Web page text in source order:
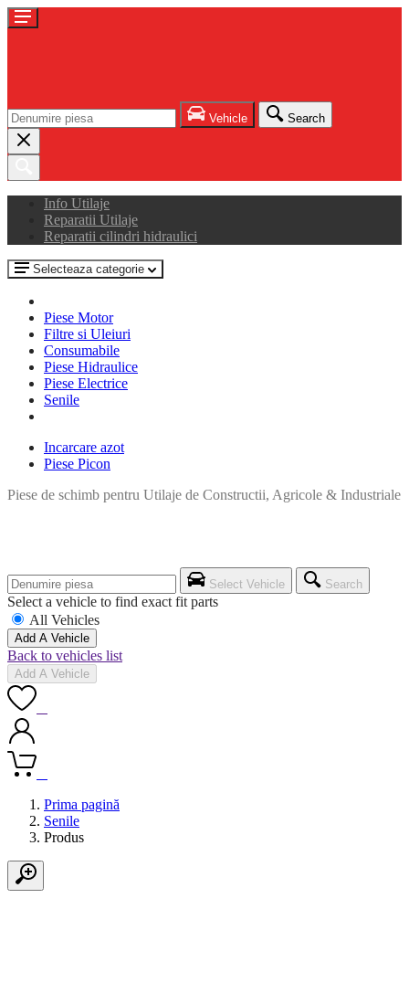
Vehicle Search
Info Utilaje
Reparatii Utilaje
Reparatii cilindri hidraulici
Selecteaza categorie
Piese Motor
Filtre si Uleiuri
Consumabile
Piese Hidraulice
Piese Electrice
Senile
Incarcare azot
Piese Picon
Piese de schimb pentru Utilaje de Constructii, Agricole & Industriale
Select Vehicle Search
Select a vehicle to find exact fit parts
All Vehicles
Add A Vehicle
Back to vehicles list
Add A Vehicle
Prima pagină
Senile
Produs